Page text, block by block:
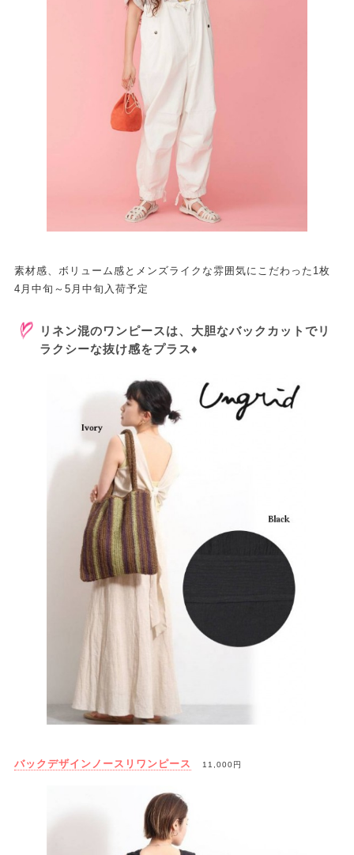
素材感、ボリューム感とメンズライクな雰囲気にこだわった1枚
4月中旬～5月中旬入荷予定
リネン混のワンピースは、大胆なバックカットでリ
ラクシーな抜け感をプラス♦
バックデザインノースリワンピース 11,000円